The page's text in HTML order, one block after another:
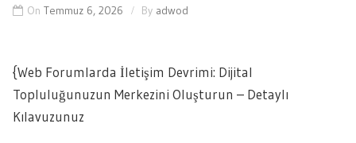
On Temmuz 6, 2026 By adwod
{Web Forumlarda İletişim Devrimi: Dijital
Topluluğunuzun Merkezini Oluşturun – Detaylı
Kılavuzunuz